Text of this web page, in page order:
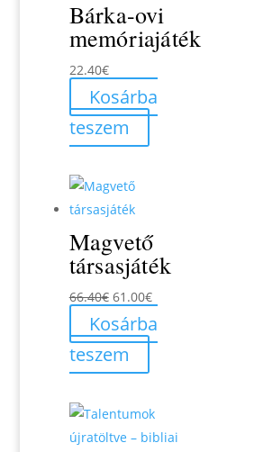
Bárka-ovi
memóriajáték
22.40€
Kosárba
teszem
Magvető
társasjáték
66.40€ Original
price
was:
66.40€.
61.00€Current
price
is:
Kosárba
teszem